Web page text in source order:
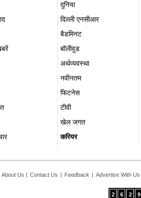
दुनिया
दिल्ली एनसीआर
बैडमिनट
बॉलीवुड
अर्थव्यवस्था
नवीनतम
फिटनेस
टीवी
खेल जगत
करियर
About Us | Contact Us | Feedback | Advertise With Us
2 6 2 9